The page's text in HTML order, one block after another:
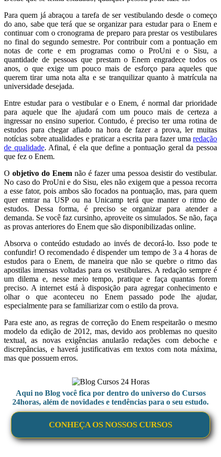
Para quem já abraçou a tarefa de ser vestibulando desde o começo
do ano, sabe que terá que se organizar para estudar para o Enem e
continuar com o cronograma de preparo para prestar os vestibulares
no final do segundo semestre. Por contribuir com a pontuação em
notas de corte e em programas como o ProUni e o Sisu, a
quantidade de pessoas que prestam o Enem engradece todos os
anos, o que exige um pouco mais de esforço para aqueles que
querem tirar uma nota alta e se tranquilizar quanto à matrícula na
universidade desejada.
Entre estudar para o vestibular e o Enem, é normal dar prioridade
para aquele que lhe ajudará com um pouco mais de certeza a
ingressar no ensino superior. Contudo, é preciso ter uma rotina de
estudos para chegar afiado na hora de fazer a prova, ler muitas
notícias sobre atualidades e praticar a escrita para fazer uma redação
de qualidade. Afinal, é ela que define a pontuação geral da pessoa
que fez o Enem.
O objetivo do Enem não é fazer uma pessoa desistir do vestibular.
No caso do ProUni e do Sisu, eles não exigem que a pessoa recorra
a esse fator, pois ambos são focados na pontuação, mas, para quem
quer entrar na USP ou na Unicamp terá que manter o ritmo de
estudos. Dessa forma, é preciso se organizar para atender a
demanda. Se você faz cursinho, aproveite os simulados. Se não, faça
as provas anteriores do Enem que são disponibilizadas online.
Absorva o conteúdo estudado ao invés de decorá-lo. Isso pode te
confundir! O recomendado é dispender um tempo de 3 a 4 horas de
estudos para o Enem, de maneira que não se quebre o ritmo das
apostilas imensas voltadas para os vestibulares. A redação sempre é
um dilema e, nesse meio tempo, pratique e faça quantas forem
preciso. A internet está à disposição para agregar conhecimento e
olhar o que aconteceu no Enem passado pode lhe ajudar,
especialmente para se familiarizar com o estilo da prova.
Para este ano, as regras de correção do Enem respeitarão o mesmo
modelo da edição de 2012, mas, devido aos problemas no quesito
textual, as novas exigências anularão redações com deboche e
discrepâncias, e haverá justificativas em textos com nota máxima,
mas que possuem erros.
Aqui no Blog você fica por dentro do universo do Cursos
24horas, além de novidades e tendências para o seu estudo.
CONHEÇA OS NOSSOS CURSOS